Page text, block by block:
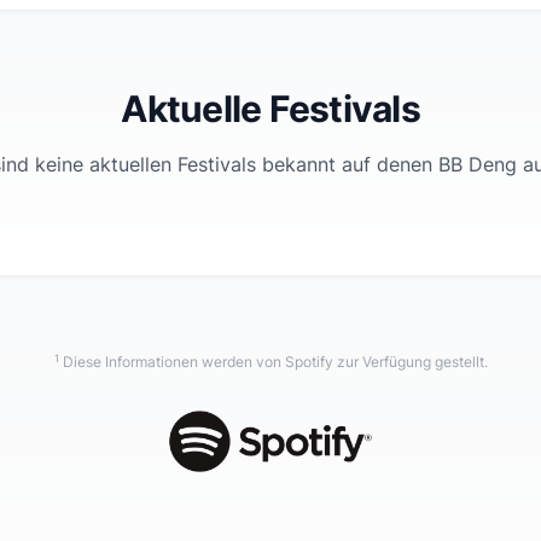
Aktuelle Festivals
keine aktuellen Festivals bekannt auf denen BB Deng
1 Diese Informationen werden von Spotify zur Verfügung gestellt.